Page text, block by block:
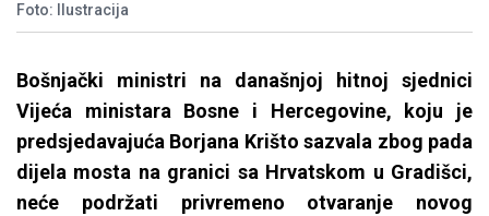
Foto: Ilustracija
Bošnjački ministri na današnjoj hitnoj sjednici
Vijeća ministara Bosne i Hercegovine, koju je
predsjedavajuća Borjana Krišto sazvala zbog pada
dijela mosta na granici sa Hrvatskom u Gradišci,
neće podržati privremeno otvaranje novog